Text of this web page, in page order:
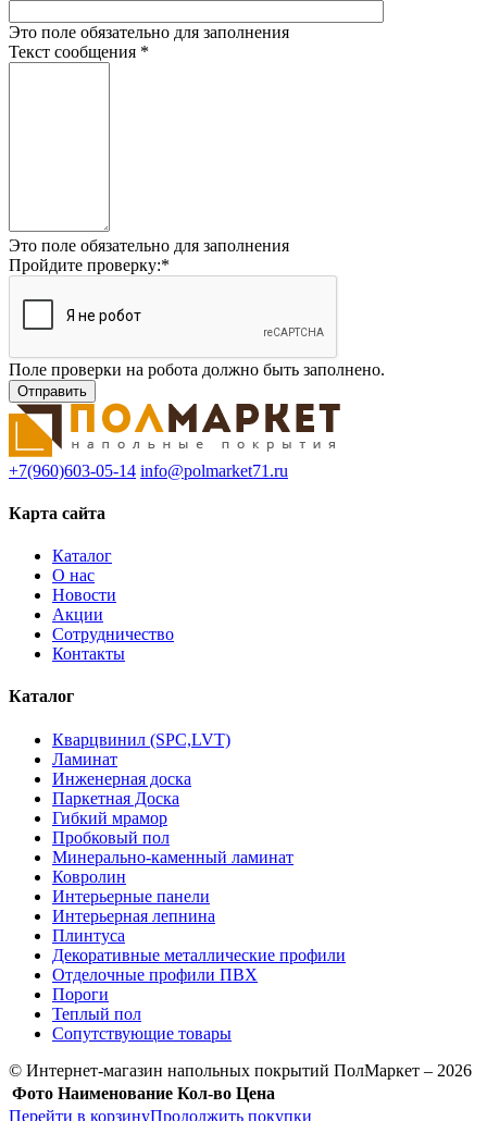
Это поле обязательно для заполнения
Текст сообщения *
Это поле обязательно для заполнения
Пройдите проверку:*
Поле проверки на робота должно быть заполнено.
+7(960)603-05-14 info@polmarket71.ru
Карта сайта
Каталог
О нас
Новости
Акции
Сотрудничество
Контакты
Каталог
Кварцвинил (SPC,LVT)
Ламинат
Инженерная доска
Паркетная Доска
Гибкий мрамор
Пробковый пол
Минерально-каменный ламинат
Ковролин
Интерьерные панели
Интерьерная лепнина
Плинтуса
Декоративные металлические профили
Отделочные профили ПВХ
Пороги
Теплый пол
Сопутствующие товары
© Интернет-магазин напольных покрытий ПолМаркет – 2026
Фото Наименование Кол-во Цена
Перейти в корзинуПродолжить покупки